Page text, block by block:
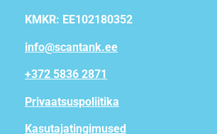
KMKR: EE102180352
info@scantank.ee
+372 5836 2871
Privaatsuspoliitika
Kasutajatingimused